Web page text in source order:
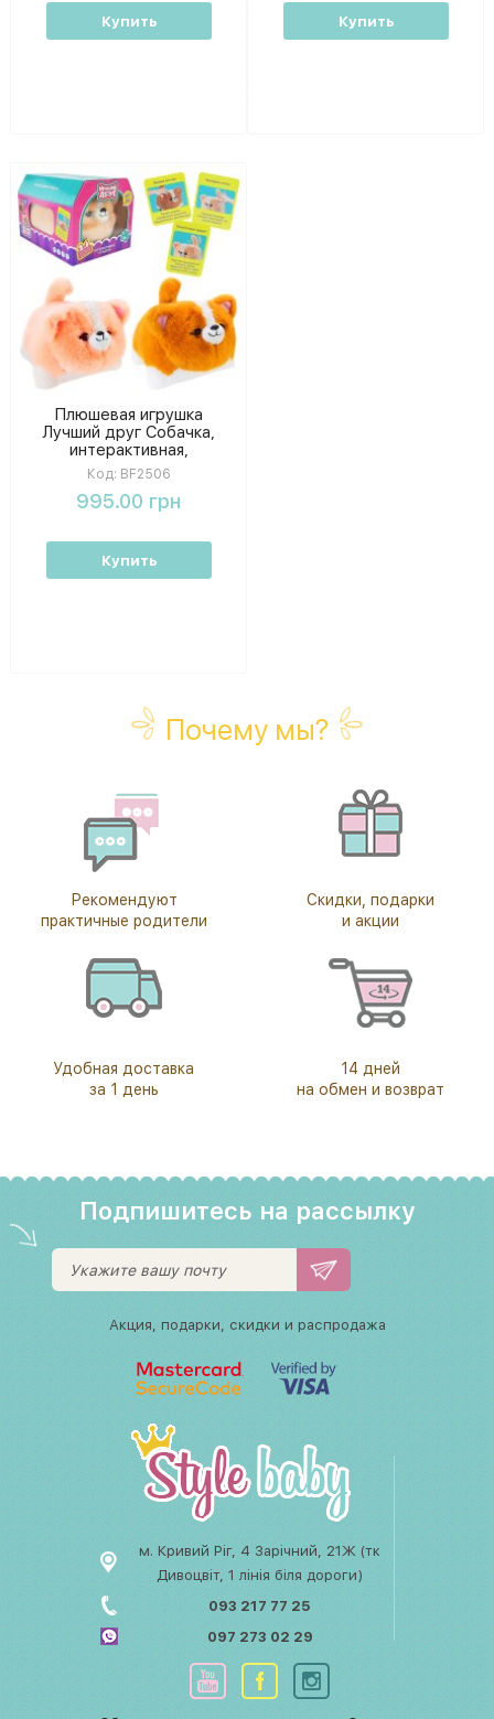
Купить Купить
Плюшевая игрушка
Лучший друг Собачка,
интерактивная,
повторяющая слова, 2
вида, упаковка
27,5×20×19 см
Код: BF2506
995.00 грн
Купить
Почему мы?
Рекомендуют
практичные родители
Скидки, подарки
и акции
Удобная доставка
за 1 день
14 дней
на обмен и возврат
Подпишитесь на рассылку
Акция, подарки, скидки и распродажа
м. Кривий Ріг, 4 Зарічний, 21Ж (тк
Дивоцвіт, 1 лінія біля дороги)
093 217 77 25
097 273 02 29